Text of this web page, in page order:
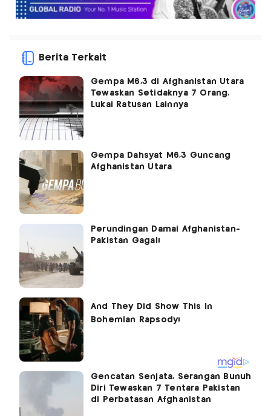
Berita Terkait
Gempa M6,3 di Afghanistan Utara
Tewaskan Setidaknya 7 Orang,
Lukai Ratusan Lainnya
Gempa Dahsyat M6,3 Guncang
Afghanistan Utara
Perundingan Damai Afghanistan-
Pakistan Gagal!
Gencatan Senjata, Serangan Bunuh
Diri Tewaskan 7 Tentara Pakistan
di Perbatasan Afghanistan